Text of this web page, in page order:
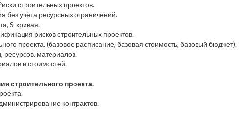
строительных проектов.
без учёта ресурсных ограничений.
S-кривая.
рисков строительных проектов.
проекта. (базовое расписание, базовая стоимость, базовый бюджет).
ресурсов, материалов.
и стоимостей.
строительного проекта.
контрактов.